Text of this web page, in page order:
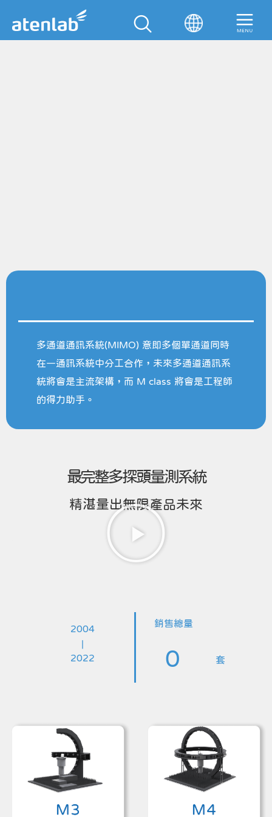
多通道通訊系統(MIMO) 意即多個單通道同時
在一通訊系統中分工合作，未來多通道通訊系
統將會是主流架構，而 M class 將會是工程師
的得力助手。
最完整多探頭量測系統
精湛量出無限產品未來
2004
|
2022
銷售總量
0 套